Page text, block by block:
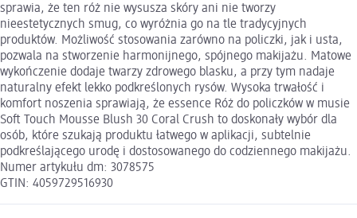
sprawia, że ten róż nie wysusza skóry ani nie tworzy
nieestetycznych smug, co wyróżnia go na tle tradycyjnych
produktów. Możliwość stosowania zarówno na policzki, jak i usta,
pozwala na stworzenie harmonijnego, spójnego makijażu. Matowe
wykończenie dodaje twarzy zdrowego blasku, a przy tym nadaje
naturalny efekt lekko podkreślonych rysów. Wysoka trwałość i
komfort noszenia sprawiają, że essence Róż do policzków w musie
Soft Touch Mousse Blush 30 Coral Crush to doskonały wybór dla
osób, które szukają produktu łatwego w aplikacji, subtelnie
podkreślającego urodę i dostosowanego do codziennego makijażu.
Numer artykułu dm: 3078575
GTIN: 4059729516930